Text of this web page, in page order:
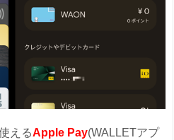
えるApple Pay(WALLETアプ